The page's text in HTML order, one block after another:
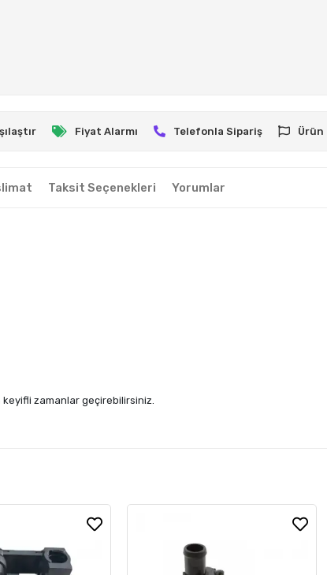
Fiyat Alarmı Telefonla Sipariş Ürün
Taksit Seçenekleri Yorumlar
zamanlar geçirebilirsiniz.